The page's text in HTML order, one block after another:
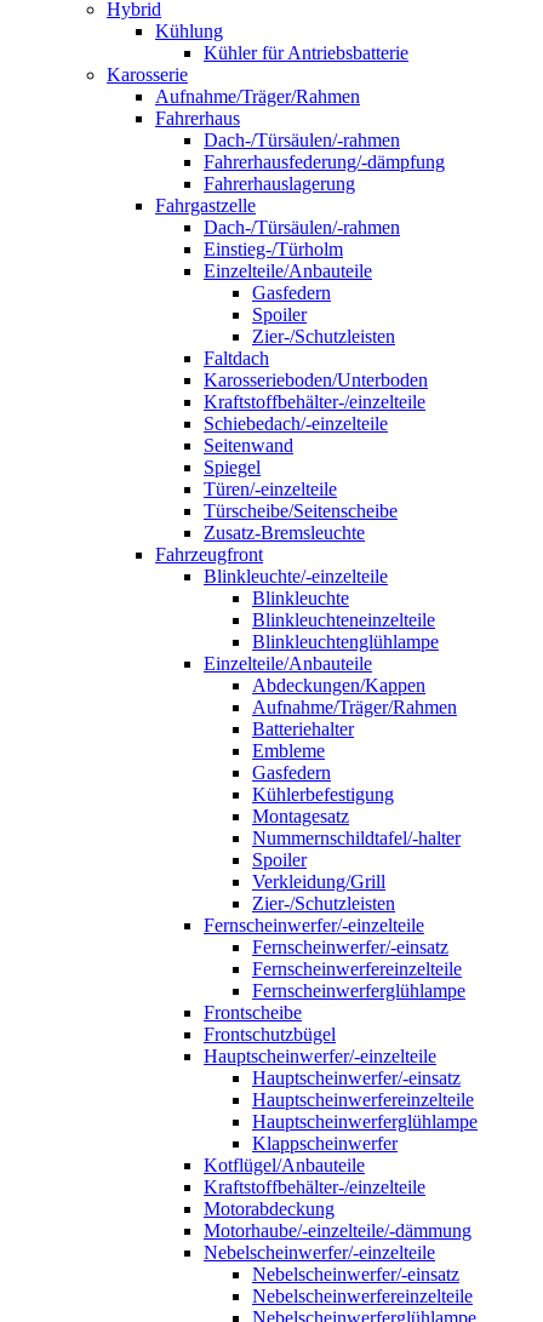
Hybrid
Kühlung
Kühler für Antriebsbatterie
Karosserie
Aufnahme/Träger/Rahmen
Fahrerhaus
Dach-/Türsäulen/-rahmen
Fahrerhausfederung/-dämpfung
Fahrerhauslagerung
Fahrgastzelle
Dach-/Türsäulen/-rahmen
Einstieg-/Türholm
Einzelteile/Anbauteile
Gasfedern
Spoiler
Zier-/Schutzleisten
Faltdach
Karosserieboden/Unterboden
Kraftstoffbehälter-/einzelteile
Schiebedach/-einzelteile
Seitenwand
Spiegel
Türen/-einzelteile
Türscheibe/Seitenscheibe
Zusatz-Bremsleuchte
Fahrzeugfront
Blinkleuchte/-einzelteile
Blinkleuchte
Blinkleuchteneinzelteile
Blinkleuchtenglühlampe
Einzelteile/Anbauteile
Abdeckungen/Kappen
Aufnahme/Träger/Rahmen
Batteriehalter
Embleme
Gasfedern
Kühlerbefestigung
Montagesatz
Nummernschildtafel/-halter
Spoiler
Verkleidung/Grill
Zier-/Schutzleisten
Fernscheinwerfer/-einzelteile
Fernscheinwerfer/-einsatz
Fernscheinwerfereinzelteile
Fernscheinwerferglühlampe
Frontscheibe
Frontschutzbügel
Hauptscheinwerfer/-einzelteile
Hauptscheinwerfer/-einsatz
Hauptscheinwerfereinzelteile
Hauptscheinwerferglühlampe
Klappscheinwerfer
Kotflügel/Anbauteile
Kraftstoffbehälter-/einzelteile
Motorabdeckung
Motorhaube/-einzelteile/-dämmung
Nebelscheinwerfer/-einzelteile
Nebelscheinwerfer/-einsatz
Nebelscheinwerfereinzelteile
Nebelscheinwerferglühlampe